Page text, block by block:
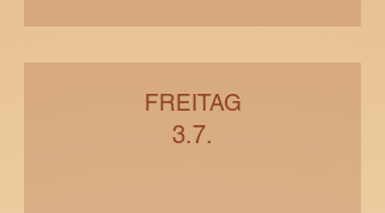
FREITAG
3.7.